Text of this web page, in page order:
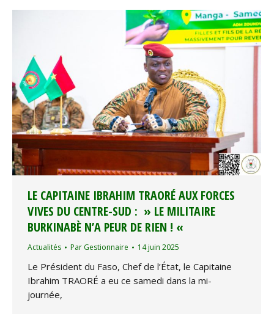
LE CAPITAINE IBRAHIM TRAORÉ AUX FORCES
VIVES DU CENTRE-SUD : » LE MILITAIRE
BURKINABÈ N’A PEUR DE RIEN ! «
Actualités Par Gestionnaire 14 juin 2025
Le Président du Faso, Chef de l’État, le Capitaine
Ibrahim TRAORÉ a eu ce samedi dans la mi-
journée,